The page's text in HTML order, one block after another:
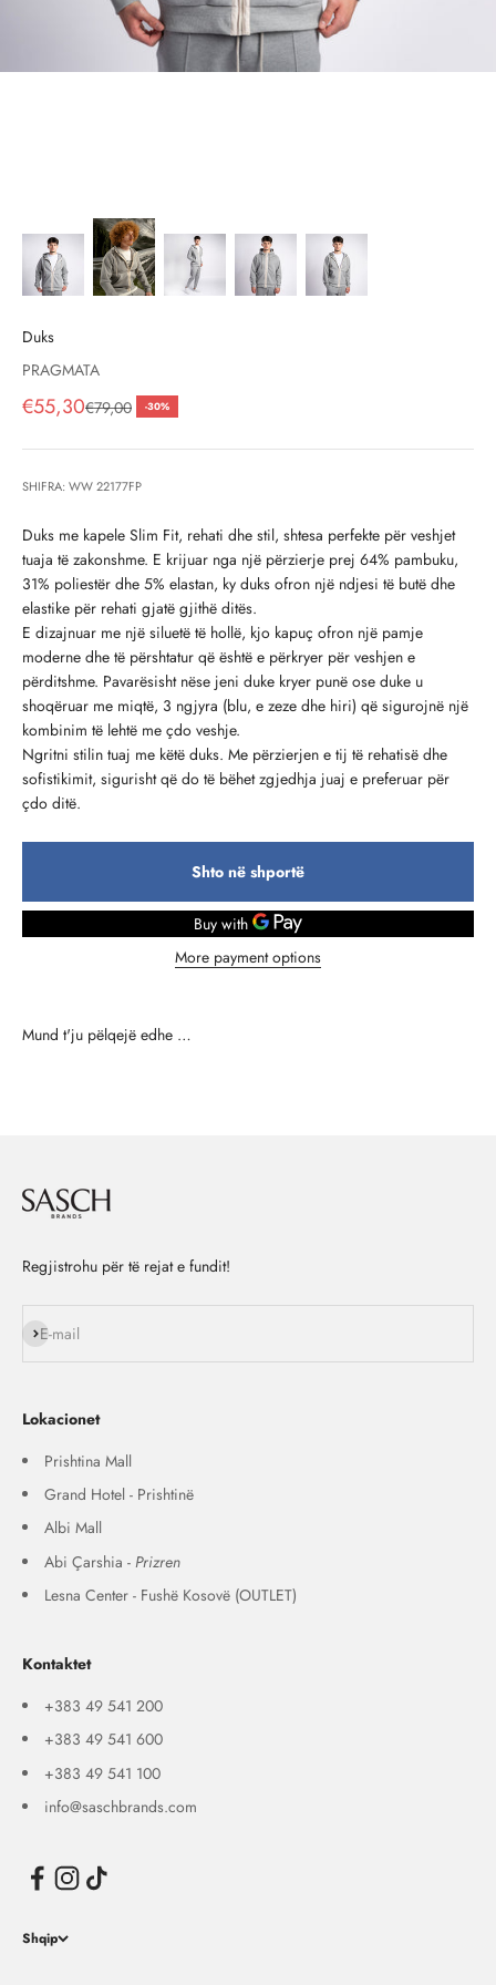
Duks
PRAGMATA
Çmimi i shitjes, çmimi i shitjeve
€55,30Çmimi i rregullt
€79,00 -30%
SHIFRA: WW 22177FP
Duks me kapele Slim Fit, rehati dhe stil, shtesa perfekte për veshjet
tuaja të zakonshme. E krijuar nga një përzierje prej 64% pambuku,
31% poliestër dhe 5% elastan, ky duks ofron një ndjesi të butë dhe
elastike për rehati gjatë gjithë ditës.
E dizajnuar me një siluetë të hollë, kjo kapuç ofron një pamje
moderne dhe të përshtatur që është e përkryer për veshjen e
përditshme. Pavarësisht nëse jeni duke kryer punë ose duke u
shoqëruar me miqtë, 3 ngjyra (blu, e zeze dhe hiri) që sigurojnë një
kombinim të lehtë me çdo veshje.
Ngritni stilin tuaj me këtë duks. Me përzierjen e tij të rehatisë dhe
sofistikimit, sigurisht që do të bëhet zgjedhja juaj e preferuar për
çdo ditë.
Shto në shportë
More payment options
Regjistrohu për të rejat e fundit!
E-mail
Na ndiq
Lokacionet
Prishtina Mall
Grand Hotel - Prishtinë
Albi Mall
Abi Çarshia - Prizren
Lesna Center - Fushë Kosovë (OUTLET)
Kontaktet
+383 49 541 200
+383 49 541 600
+383 49 541 100
info@saschbrands.com
Shqip